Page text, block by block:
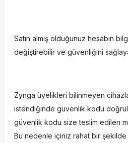
Satın almış olduğunuz hesabın
değiştirebilir ve güvenliğini
Zynga üyelikleri bilinmeyen
istendiğinde güvenlik kodu
güvenlik kodu size teslim edilen
Bu nedenle içiniz rahat bir